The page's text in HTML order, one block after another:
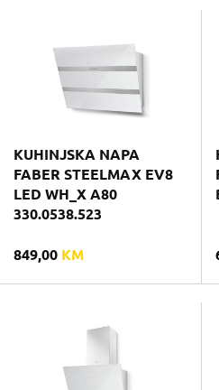
KUHINJSKA NAPA
FABER STEELMAX EV8
LED WH_X A80
330.0538.523
849,00 KM